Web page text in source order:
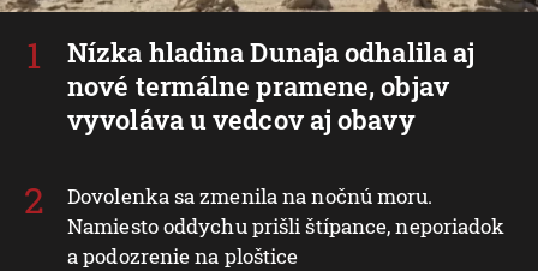
Nízka hladina Dunaja odhalila aj
nové termálne pramene, objav
vyvoláva u vedcov aj obavy
Dovolenka sa zmenila na nočnú moru.
Namiesto oddychu prišli štípance, neporiadok
a podozrenie na ploštice